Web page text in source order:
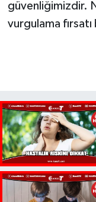
güvenliğimizdir.
vurgulama